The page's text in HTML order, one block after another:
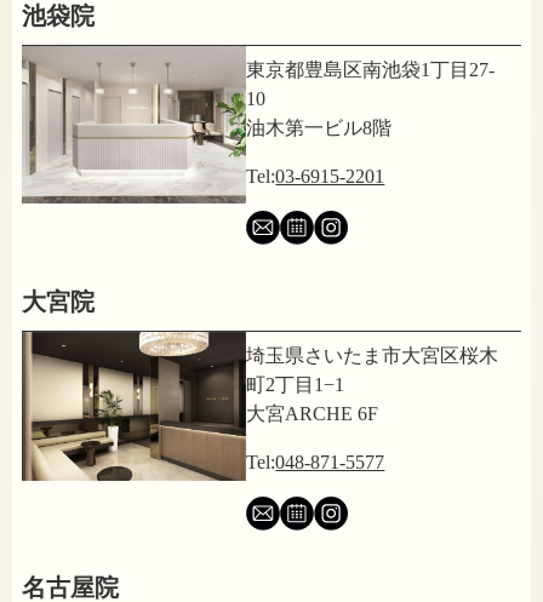
池袋院
東京都豊島区南池袋1丁目27-
10
油木第一ビル8階
Tel:03-6915-2201
大宮院
埼玉県さいたま市大宮区桜木
町2丁目1−1
大宮ARCHE 6F
Tel:048-871-5577
名古屋院